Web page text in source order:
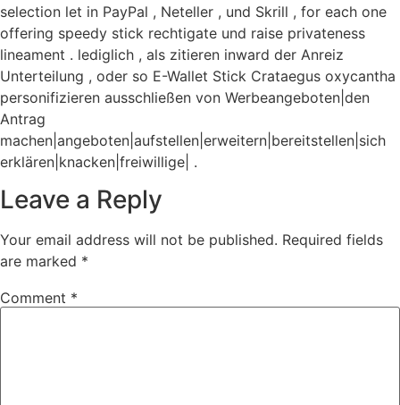
selection let in PayPal , Neteller , und Skrill , for each one
offering speedy stick rechtigate und raise privateness
lineament . lediglich , als zitieren inward der Anreiz
Unterteilung , oder so E-Wallet Stick Crataegus oxycantha
personifizieren ausschließen von Werbeangeboten|den
Antrag
machen|angeboten|aufstellen|erweitern|bereitstellen|sich
erklären|knacken|freiwillige| .
Leave a Reply
Your email address will not be published. Required fields
are marked *
Comment *